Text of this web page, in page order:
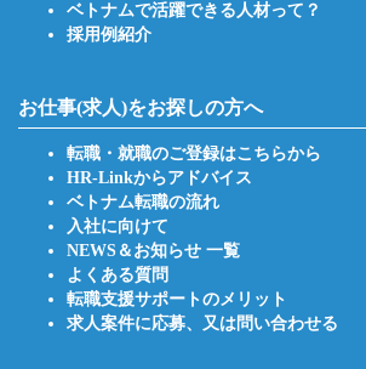
ベトナムで活躍できる人材って？
採用例紹介
お仕事(求人)をお探しの方へ
転職・就職のご登録はこちらから
HR-Linkからアドバイス
ベトナム転職の流れ
入社に向けて
NEWS＆お知らせ 一覧
よくある質問
転職支援サポートのメリット
求人案件に応募、又は問い合わせる